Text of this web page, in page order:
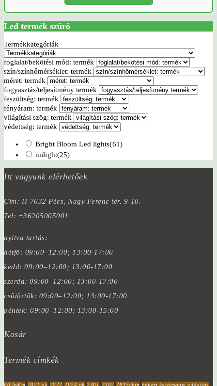
Led termék szűrő
Termékkategóriák
foglalat/bekötési mód: termék
szín/színhőmérséklet: termék
méret: termék
fogyasztás/teljesítmény termék
feszültség: termék
fényáram: termék
világítási szög: termék
védettség: termék
Bright Bloom Led lights(61)
milight(25)
Itt vagyunk elérhetőek
Cím: H-7632 Pécs, Nagy Ferenc tér. 9-10.
Tel: +36205005001
nyitva tartás:
hétfő: 09:00–12:00; 13:00-17:00
kedd: 09:00–12:00; 13:00-17:00
szerda: 09:00–12:00; 13:00-17:00
csütörtök: 09:00–12:00; 13:00-17:00
péntek: 09:00–12:00; 13:00-15:00
Kosár
Termék címkék
60 led/m 2021 ok 2022 2024 ok 2301 2302 2835chip beltéri karácsonyi világítás